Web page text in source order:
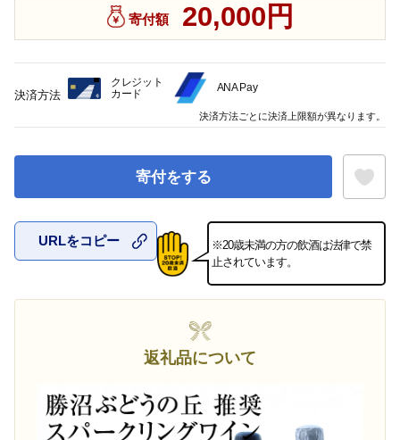
寄付額 20,000円
寄付をする
お気に入
URLをコピー
※20歳未満の方の飲酒は法律で禁
止されています。
返礼品について
決済方法
クレジット
カード
ANA Pay
決済方法ごとに決済上限額が異なります。